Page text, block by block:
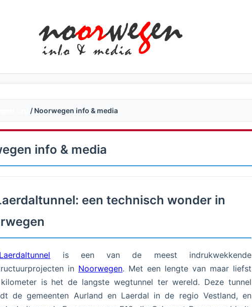
/ Noorwegen info & media
info & media
een technisch wonder in
Laerdaltunnel is een van de meest indrukwekkende
in Noorwegen. Met een lengte van maar liefst
kilometer is het de langste wegtunnel ter wereld. Deze tunnel
de gemeenten Aurland en Laerdal in de regio Vestland, en